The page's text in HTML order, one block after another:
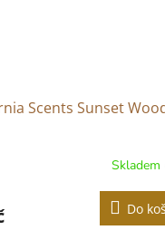
Scents Sunset
Skladem
Do